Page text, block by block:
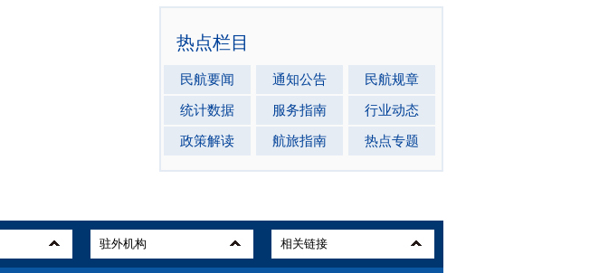
热点栏目
民航要闻 通知公告
民航规章
统计数据
服务指南
行业动态
政策解读
航旅指南 热点专题